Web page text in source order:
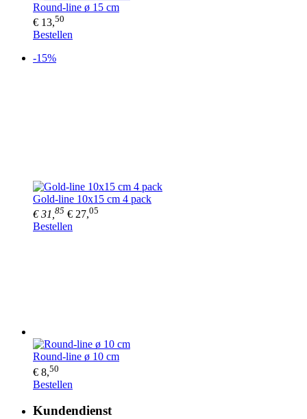
Round-line ø 15 cm
€ 13,50
Bestellen
-15%
Gold-line 10x15 cm 4 pack
€ 31, 85 € 27,05
Bestellen
Round-line ø 10 cm
€ 8,50
Bestellen
Kundendienst